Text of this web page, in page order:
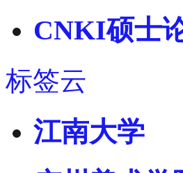
CNKI硕士
标签云
江南大学